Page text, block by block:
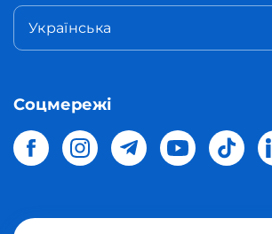
Українська
Соцмережі